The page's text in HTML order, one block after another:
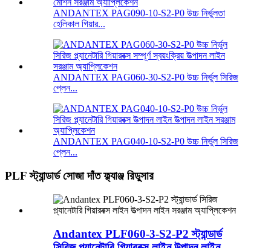
ANDANTEX PAG090-10-S2-P0 উচ্চ নির্ভুলতা
হেলিকাল গিয়ার...
ANDANTEX PAG060-30-S2-P0 উচ্চ নির্ভুল সিরিজ
প্লেন...
ANDANTEX PAG040-10-S2-P0 উচ্চ নির্ভুল সিরিজ
প্লেন...
PLF স্ট্যান্ডার্ড সোজা দাঁত ফ্ল্যাঞ্জ রিডুসার
Andantex PLF060-3-S2-P2 স্ট্যান্ডার্ড